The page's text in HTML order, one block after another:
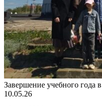
Завершение учебного года
10.05.26